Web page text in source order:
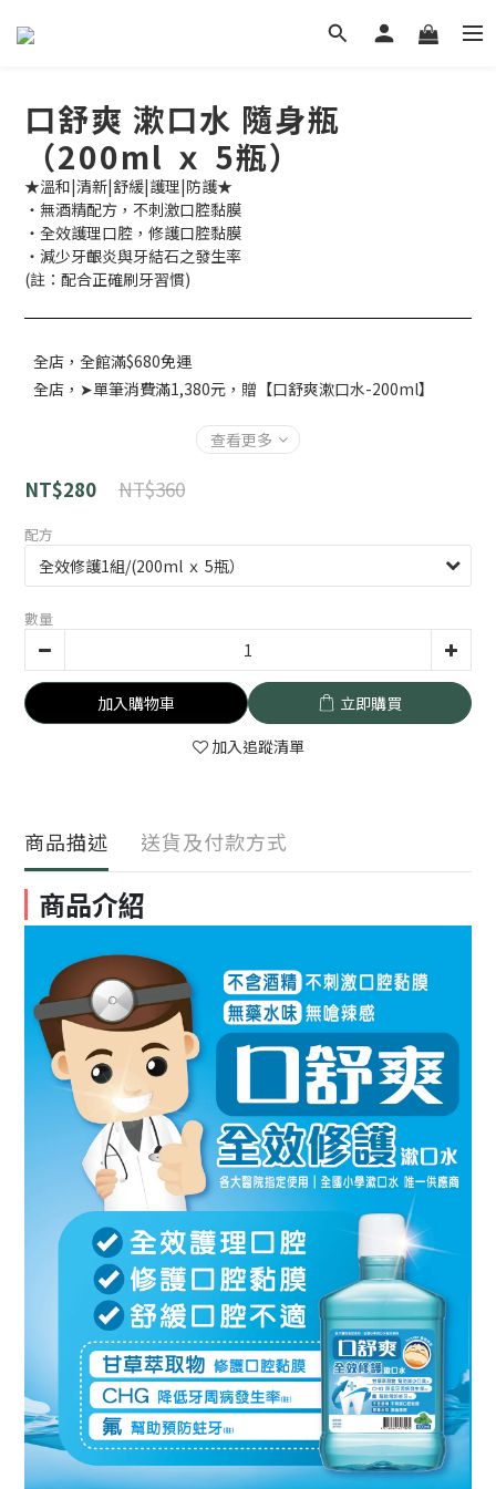
口舒爽 漱口水 隨身瓶
（200ml ｘ 5瓶）
★溫和|清新|舒緩|護理|防護★
‧無酒精配方，不刺激口腔黏膜
‧全效護理口腔，修護口腔黏膜
‧減少牙齦炎與牙結石之發生率
(註：配合正確刷牙習慣)
全店，全館滿$680免運
全店，➤單筆消費滿1,380元，贈【口舒爽漱口水-200ml】
查看更多
NT$360
NT$280
配方
數量
加入購物車
立即購買
加入追蹤清單
商品描述 送貨及付款方式
商品介紹